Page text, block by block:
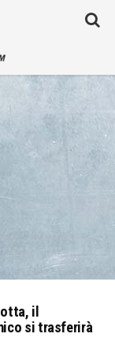
il
si trasferirà